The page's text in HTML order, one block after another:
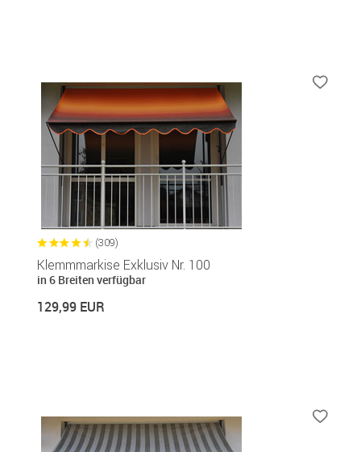
(309)
Klemmmarkise Exklusiv Nr. 100
in 6 Breiten verfügbar
129,99 EUR